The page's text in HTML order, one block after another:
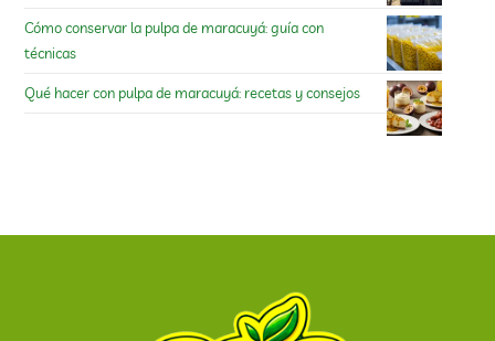
Cómo conservar la pulpa de maracuyá: guía con
técnicas
Qué hacer con pulpa de maracuyá: recetas y consejos